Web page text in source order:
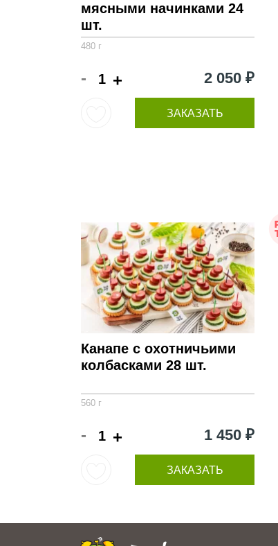
мясными начинками 24
шт.
480 г
- + 2 050 ₽
ЗАКАЗАТЬ
Канапе с охотничьими
колбасками 28 шт.
560 г
- + 1 450 ₽
ЗАКАЗАТЬ